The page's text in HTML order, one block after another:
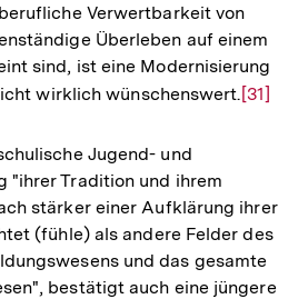
Verwertbarkeit von
Überleben auf einem
sind, ist eine Modernisierung
wirklich wünschenswert. Zur
[31]
Jugend- und
"ihrer Tradition und ihrem
stärker einer Aufklärung ihrer
(fühle) als andere Felder des
und das gesamte
bestätigt auch eine jüngere